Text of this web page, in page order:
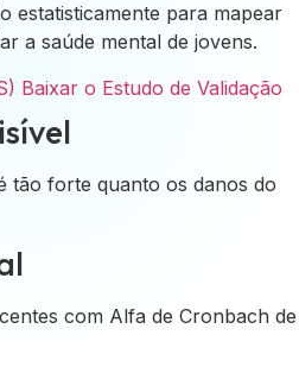
estatisticamente para mapear
a saúde mental de jovens.
Baixar o Estudo de Validação
tão forte quanto os danos do
com Alfa de Cronbach de